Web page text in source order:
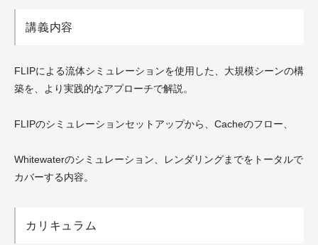
講義内容
FLIPによる流体シミュレーションを使用した、大規模シーンの構
築を、より実践的なアプローチで解説。
FLIPのシミュレーションセットアップから、Cacheのフロー、
Whitewaterのシミュレーション、レンダリングまでをトータルで
カバーする内容。
カリキュラム